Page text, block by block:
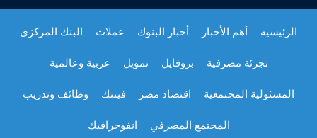
الرئيسية أهم الأخبار أخبار البنوك عملات البنك المركزي
تجزئة مصرفية بروفايل تمويل عربية وعالمية
المسئولية المجتمعية اقتصاد مصر فينتك وظائف وتدريب
المجتمع المصرفي انفوجرافيك